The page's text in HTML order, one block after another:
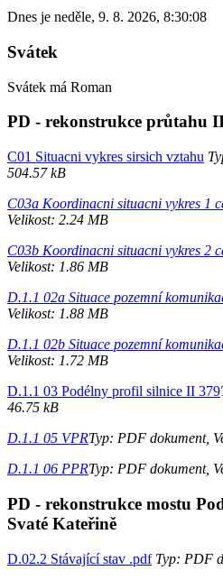
Dnes je neděle, 9. 8. 2026, 8:30:08
Svátek
Svátek má Roman
PD - rekonstrukce průtahu
C01 Situacni vykres sirsich vztahu
504.57 kB
C03a Koordinacni situacni vykres 1
Velikost: 2.24 MB
C03b Koordinacni situacni vykres 2
Velikost: 1.86 MB
D.1.1 02a Situace pozemní
Velikost: 1.88 MB
D.1.1 02b Situace pozemní
Velikost: 1.72 MB
D.1.1 03 Podélny profil silnice II 379
46.75 kB
D.1.1 05 VPRTyp: PDF dokument,
D.1.1 06 PPRTyp: PDF dokument,
PD - rekonstrukce mostu
Svaté Kateřině
D.02.2 Stávající stav .pdfTyp: PDF